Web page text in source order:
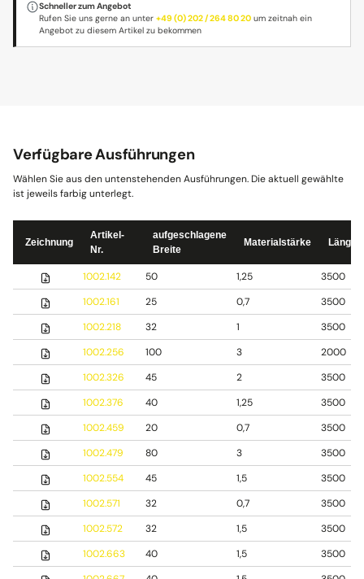
Schneller zum Angebot
Rufen Sie uns gerne an unter+49 (0) 202 / 264 80 20 um zeitnah ein
Angebot zu diesem Artikel zu bekommen
Verfügbare Ausführungen
Wählen Sie aus den untenstehenden Ausführungen. Die aktuell gewählte
ist jeweils farbig unterlegt.
Zeichnung
Artikel-
Nr.
aufgeschlagene
Breite
Materialstärke Länge
1002.142 50 1,25
3500
1002.161
25 0,7
3500
1002.218
32 1
3500
1002.256
100 3
2000
1002.326
45 2
3500
1002.376
40 1,25
3500
1002.459
20 0,7
3500
1002.479
80 3
3500
1002.554
45 1,5
3500
1002.571
32 0,7
3500
1002.572
32 1,5
3500
1002.663
40 1,5
3500